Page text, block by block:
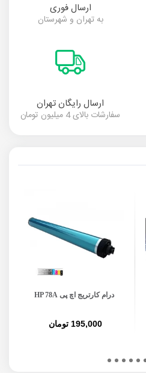
ارسال فوری
به تهران و شهرستان
ارسال رایگان تهران
سفارشات بالای 4 میلیون تومان
درام کارتریج اچ پی HP 78A
195,000 تومان